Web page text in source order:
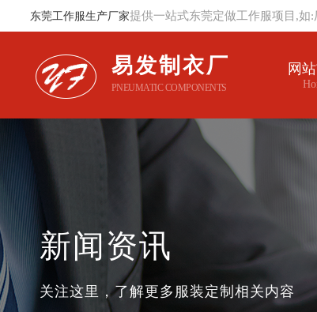
东莞工作服生产厂家提供一站式东莞定做工作服项目,如
易发制衣厂
PNEUMATIC COMPONENTS
网
新闻资讯
关注这里，了解更多服装定制相关内容